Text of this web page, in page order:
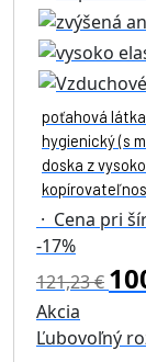
poťahová
hygienický (s
doska z
· Cena pri
-17%
121,23 €
Akcia
Ľubovoľný